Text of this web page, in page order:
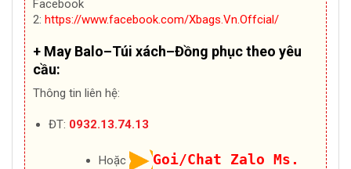
Facebook
2: https://www.facebook.com/Xbags.Vn.Offcial/
+ May Balo–Túi xách–Đồng phục theo yêu
cầu:
Thông tin liên hệ:
ĐT: 0932.13.74.13
Hoặc
Goi/Chat Zalo Ms.